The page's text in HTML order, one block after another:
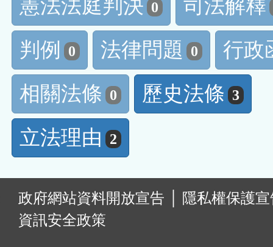
憲法法庭判決 0
司法解釋
判例
0 法律問題 0
行政
相關法條 0 歷史法條 3
立法理由 2
政府網站資料開放宣告
隱私權保護
資訊安全政策